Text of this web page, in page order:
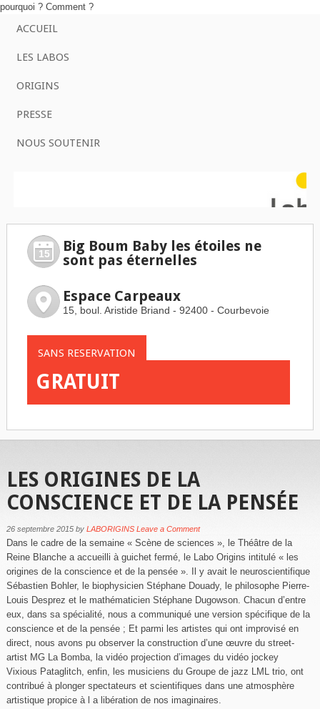
pourquoi ? Comment ?
ACCUEIL
LES LABOS
ORIGINS
PRESSE
NOUS SOUTENIR
15
Big Boum Baby les étoiles ne
sont pas éternelles
Espace Carpeaux
15, boul. Aristide Briand - 92400 - Courbevoie
SANS RESERVATION
GRATUIT
LES ORIGINES DE LA
CONSCIENCE ET DE LA PENSÉE
26 septembre 2015by LABORIGINS Leave a Comment
Dans le cadre de la semaine « Scène de sciences », le Théâtre de la
Reine Blanche a accueilli à guichet fermé, le Labo Origins intitulé « les
origines de la conscience et de la pensée ». Il y avait le neuroscientifique
Sébastien Bohler, le biophysicien Stéphane Douady, le philosophe Pierre-
Louis Desprez et le mathématicien Stéphane Dugowson. Chacun d’entre
eux, dans sa spécialité, nous a communiqué une version spécifique de la
conscience et de la pensée ; Et parmi les artistes qui ont improvisé en
direct, nous avons pu observer la construction d’une œuvre du street-
artist MG La Bomba, la vidéo projection d’images du vidéo jockey
Vixious Pataglitch, enfin, les musiciens du Groupe de jazz LML trio, ont
contribué à plonger spectateurs et scientifiques dans une atmosphère
artistique propice à l a libération de nos imaginaires.